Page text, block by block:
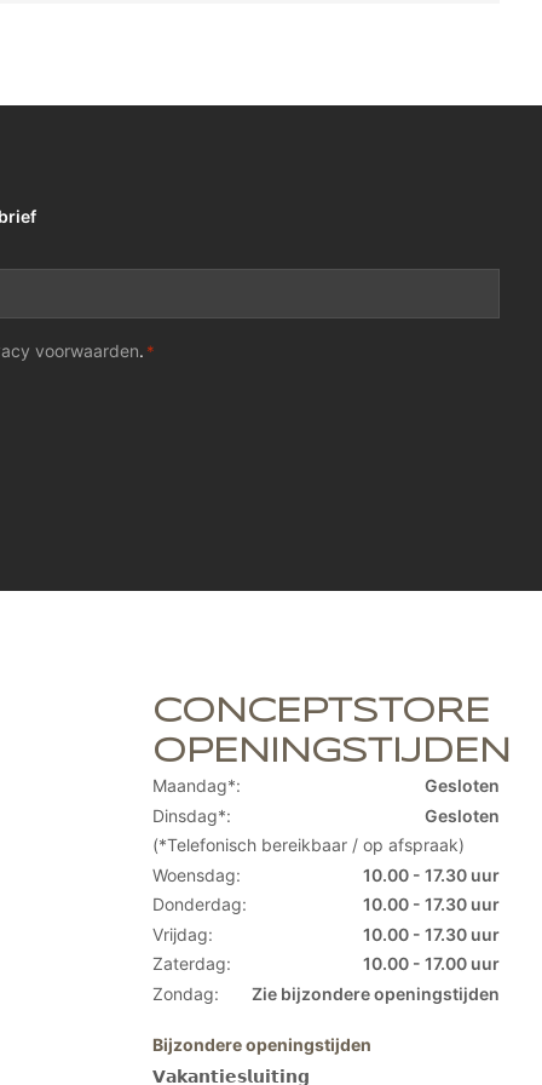
voorwaarden. *
CONCEPTSTORE
OPENINGSTIJDEN
Maandag*:
Gesloten
Dinsdag*:
Gesloten
(*Telefonisch bereikbaar / op afspraak)
Woensdag:
10.00 - 17.30 uur
Donderdag:
10.00 - 17.30 uur
Vrijdag:
10.00 - 17.30 uur
Zaterdag:
10.00 - 17.00 uur
Zondag:
Zie bijzondere openingstijden
Bijzondere openingstijden
𝗩𝗮𝗸𝗮𝗻𝘁𝗶𝗲𝘀𝗹𝘂𝗶𝘁𝗶𝗻𝗴